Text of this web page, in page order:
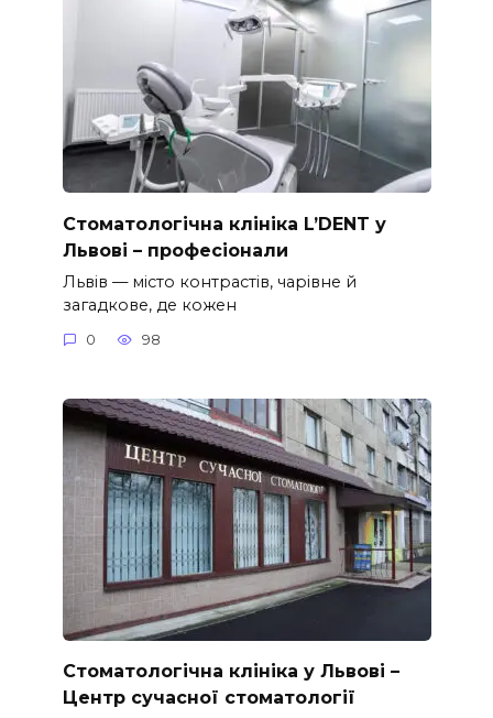
Стоматологічна клініка L’DENT у
Львові – професіонали
Львів — місто контрастів, чарівне й
загадкове, де кожен
0 98
Стоматологічна клініка у Львові –
Центр сучасної стоматології